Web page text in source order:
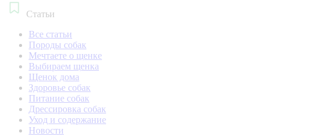
Статьи
Все статьи
Породы собак
Мечтаете о щенке
Выбираем щенка
Щенок дома
Здоровье собак
Питание собак
Дрессировка собак
Уход и содержание
Новости